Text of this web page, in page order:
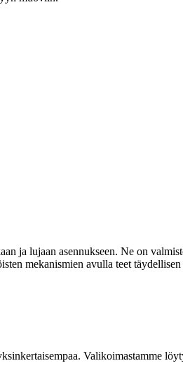
ja lujaan asennukseen. Ne on
mekanismien avulla teet täydellisen
Valikoimastamme